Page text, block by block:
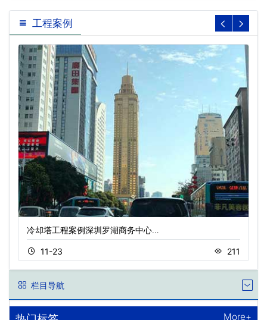
工程案例
冷却塔工程案例深圳罗湖商务中心…
11-23 211
栏目导航
More+